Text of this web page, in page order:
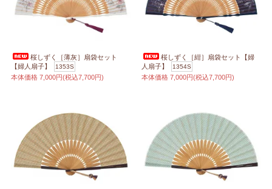
桜しずく［薄灰］扇袋セット
【婦人扇子】
1353S
本体価格 7,000円(税込7,700円)
桜しずく［紺］扇袋セット【婦
人扇子】
1354S
本体価格 7,000円(税込7,700円)